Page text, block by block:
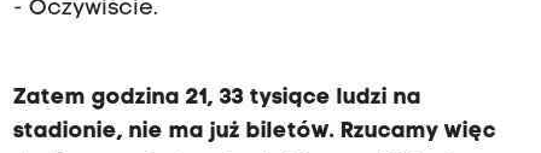
- Oczywiście.
Zatem godzina 21, 33 tysiące ludzi na
stadionie, nie ma już biletów. Rzucamy więc